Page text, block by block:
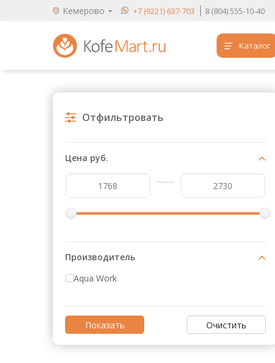
Кемерово +7 (9221) 637-703 8 (804) 555-10-40
Каталог
Кофе
Продукты для HoReCa
Расходники для кофеен
Аксессуары для барменов и бариста
Весовое и упаковочное оборудование
Отфильтровать
Цена руб.
Производитель
Aqua Work
Очистить